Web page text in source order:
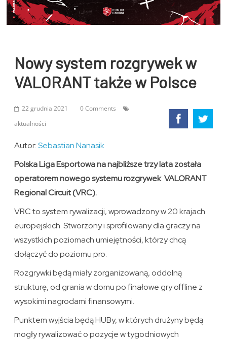
Nowy system rozgrywek w
VALORANT także w Polsce
22 grudnia 2021
0 Comments
aktualności
Autor:Sebastian Nanasik
Polska Liga Esportowa na najbliższe trzy lata została
operatorem nowego systemu rozgrywek VALORANT
Regional Circuit (VRC).
VRC to system rywalizacji, wprowadzony w 20 krajach
europejskich. Stworzony i sprofilowany dla graczy na
wszystkich poziomach umiejętności, którzy chcą
dołączyć do poziomu pro.
Rozgrywki będą miały zorganizowaną, oddolną
strukturę, od grania w domu po finałowe gry offline z
wysokimi nagrodami finansowymi.
Punktem wyjścia będą HUBy, w których drużyny będą
mogły rywalizować o pozycje w tygodniowych